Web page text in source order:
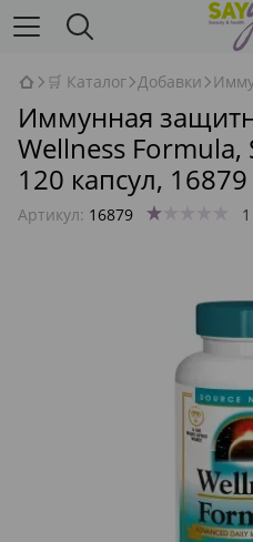
🛒 Каталог Добавки
Иммунная
Wellness
120 капсул, 16879
Артикул: 16879